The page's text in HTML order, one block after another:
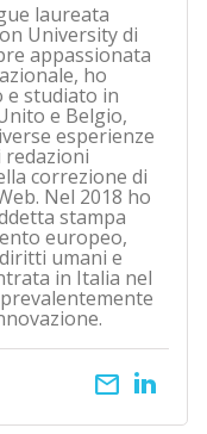
laureata
University di
appassionata
ho
e studiato in
e Belgio,
esperienze
redazioni
correzione di
Nel 2018 ho
stampa
europeo,
umani e
in Italia nel
email